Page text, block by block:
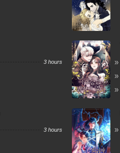
3 hours
3 hours